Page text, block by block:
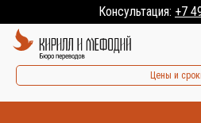
Консультация: +7
Цены и